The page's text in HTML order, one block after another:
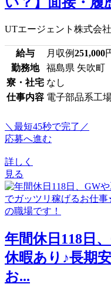
UTエージェント株式会社
給与 月収例251,000
勤務地
福島県 矢吹町
寮・社宅 なし
仕事内容 電子部品系工
＼最短45秒で完了／
応募へ進む
詳しく
見る
年間休日118日
休暇あり♪長期
お...